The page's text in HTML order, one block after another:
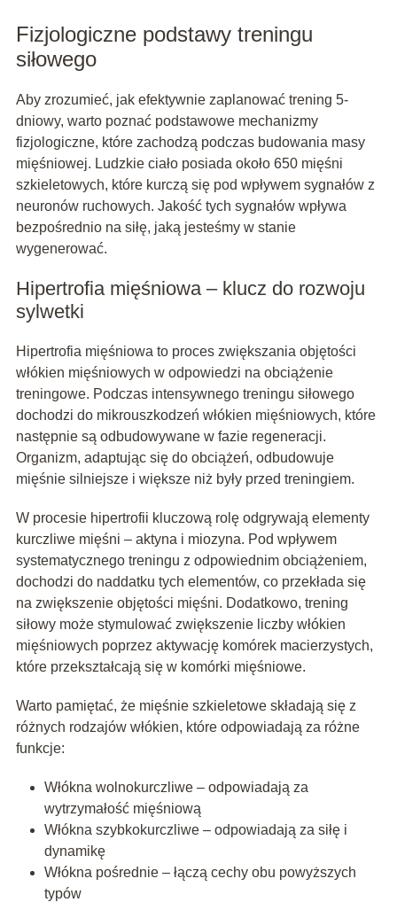
Fizjologiczne podstawy treningu
siłowego
Aby zrozumieć, jak efektywnie zaplanować trening 5-
dniowy, warto poznać podstawowe mechanizmy
fizjologiczne, które zachodzą podczas budowania masy
mięśniowej. Ludzkie ciało posiada około 650 mięśni
szkieletowych, które kurczą się pod wpływem sygnałów z
neuronów ruchowych. Jakość tych sygnałów wpływa
bezpośrednio na siłę, jaką jesteśmy w stanie
wygenerować.
Hipertrofia mięśniowa – klucz do rozwoju
sylwetki
Hipertrofia mięśniowa to proces zwiększania objętości
włókien mięśniowych w odpowiedzi na obciążenie
treningowe. Podczas intensywnego treningu siłowego
dochodzi do mikrouszkodzeń włókien mięśniowych, które
następnie są odbudowywane w fazie regeneracji.
Organizm, adaptując się do obciążeń, odbudowuje
mięśnie silniejsze i większe niż były przed treningiem.
W procesie hipertrofii kluczową rolę odgrywają elementy
kurczliwe mięśni – aktyna i miozyna. Pod wpływem
systematycznego treningu z odpowiednim obciążeniem,
dochodzi do naddatku tych elementów, co przekłada się
na zwiększenie objętości mięśni. Dodatkowo, trening
siłowy może stymulować zwiększenie liczby włókien
mięśniowych poprzez aktywację komórek macierzystych,
które przekształcają się w komórki mięśniowe.
Warto pamiętać, że mięśnie szkieletowe składają się z
różnych rodzajów włókien, które odpowiadają za różne
funkcje:
Włókna wolnokurczliwe – odpowiadają za
wytrzymałość mięśniową
Włókna szybkokurczliwe – odpowiadają za siłę i
dynamikę
Włókna pośrednie – łączą cechy obu powyższych
typów